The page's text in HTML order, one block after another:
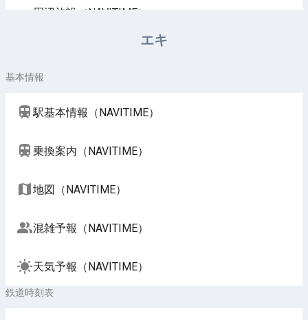
周辺施設（NAVITIME）
エキ
基本情報
駅基本情報（NAVITIME）
乗換案内（NAVITIME）
地図（NAVITIME）
混雑予報（NAVITIME）
天気予報（NAVITIME）
鉄道時刻表